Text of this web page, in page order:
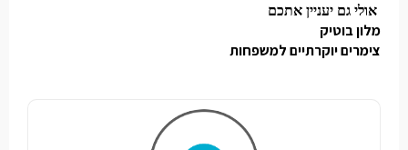
אולי גם יעניין אתכם
מלון בוטיק
צימרים יוקרתיים למשפחות